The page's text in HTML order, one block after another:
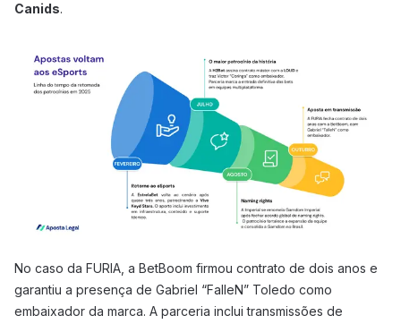
Canids.
No caso da FURIA, a BetBoom firmou contrato de dois anos e
garantiu a presença de Gabriel “FalleN” Toledo como
embaixador da marca. A parceria inclui transmissões de